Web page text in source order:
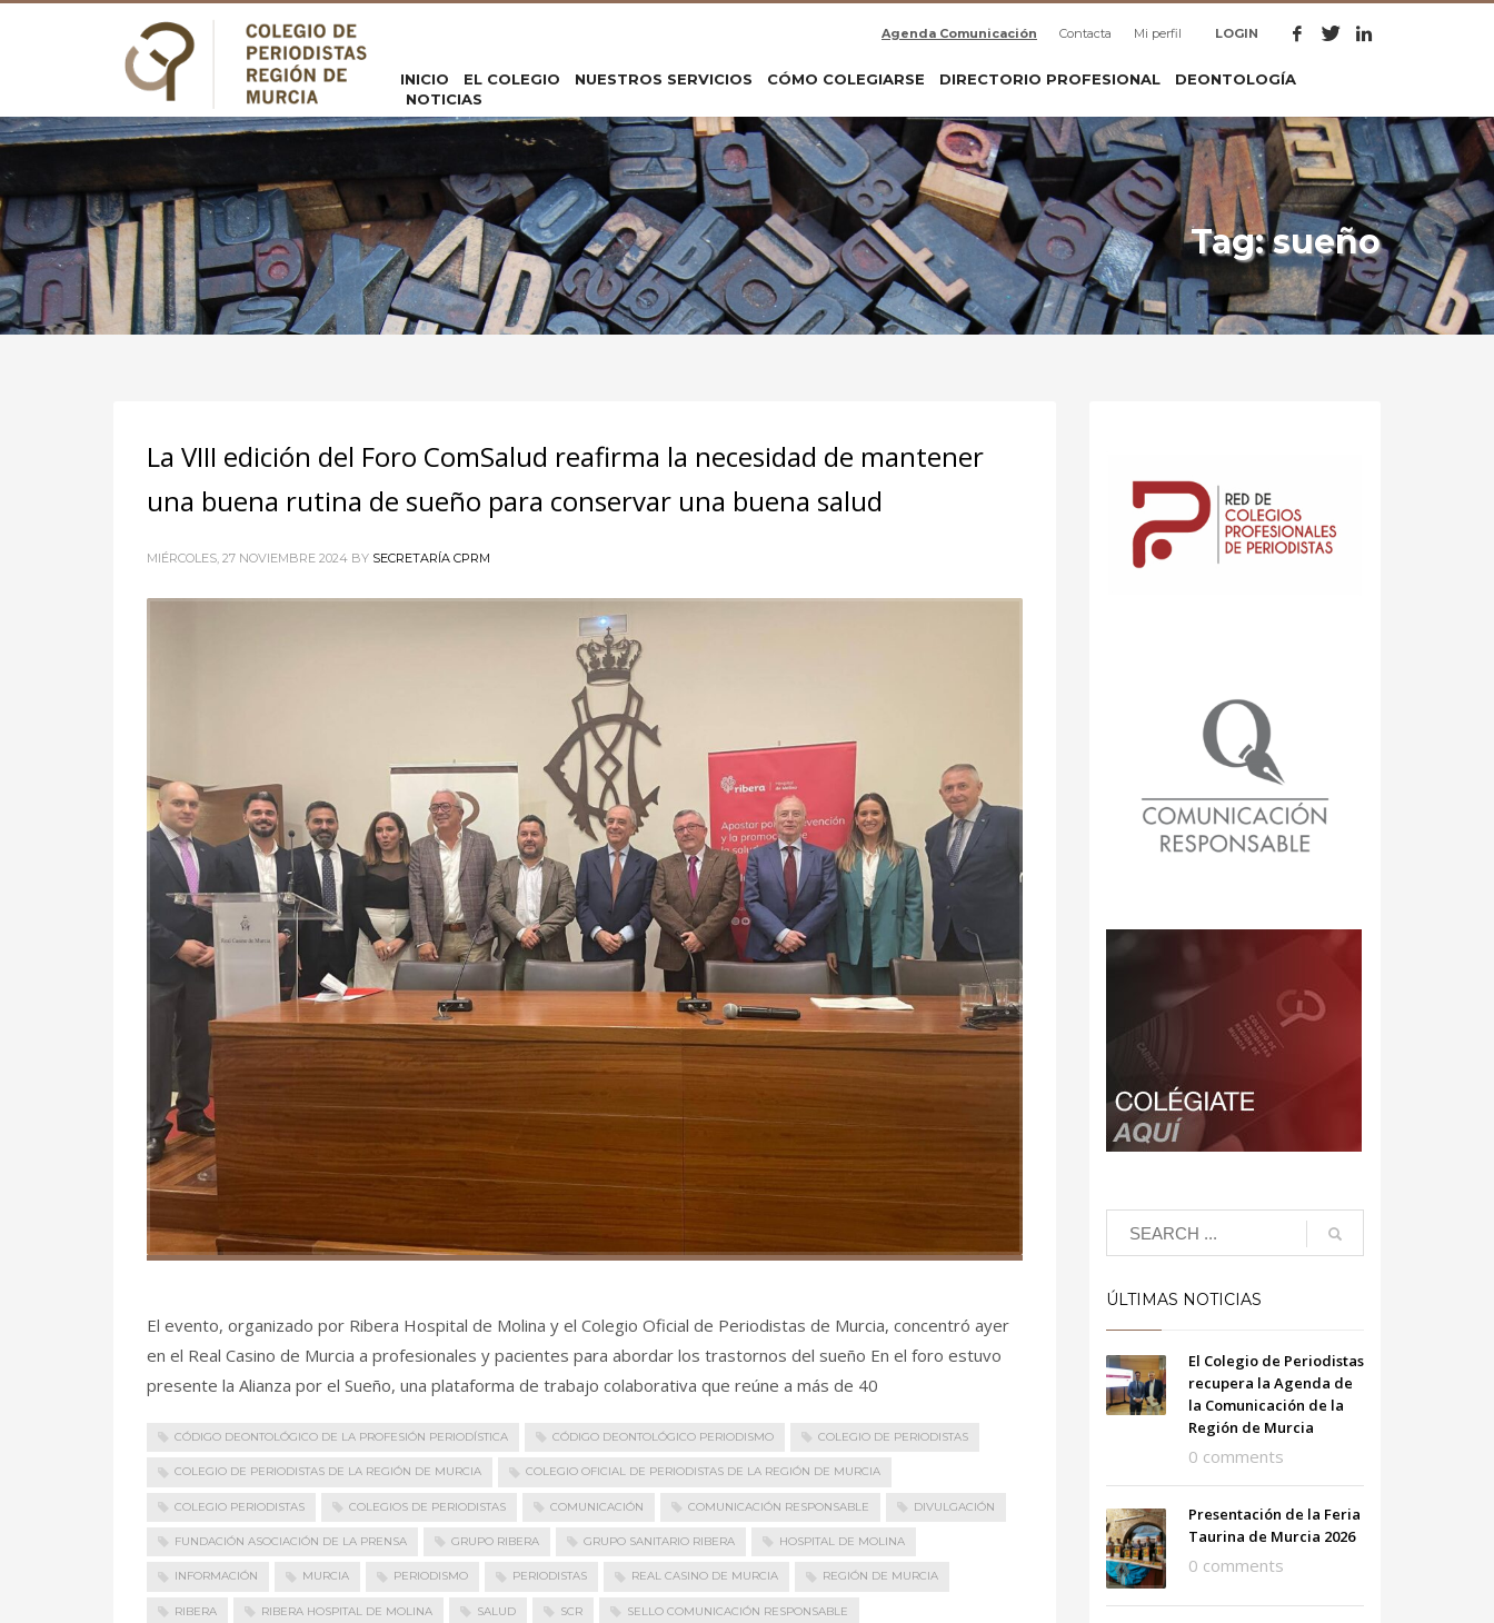
Agenda Comunicación Contacta Mi perfil LOGIN
INICIO EL COLEGIO NUESTROS SERVICIOS CÓMO COLEGIARSE DIRECTORIO PROFESIONAL
DEONTOLOGÍA
NOTICIAS
Tag: sueño
La VIII edición del Foro ComSalud reafirma la necesidad de mantener
una buena rutina de sueño para conservar una buena salud
MIÉRCOLES, 27 NOVIEMBRE 2024 BY SECRETARÍA CPRM
El evento, organizado por Ribera Hospital de Molina y el Colegio Oficial de Periodistas de Murcia, concentró ayer
en el Real Casino de Murcia a profesionales y pacientes para abordar los trastornos del sueño En el foro estuvo
presente la Alianza por el Sueño, una plataforma de trabajo colaborativa que reúne a más de 40
CÓDIGO DEONTOLÓGICO DE LA PROFESIÓN PERIODÍSTICA CÓDIGO DEONTOLÓGICO PERIODISMO COLEGIO DE PERIODISTAS
COLEGIO DE PERIODISTAS DE LA REGIÓN DE MURCIA COLEGIO OFICIAL DE PERIODISTAS DE LA REGIÓN DE MURCIA
COLEGIO PERIODISTAS COLEGIOS DE PERIODISTAS COMUNICACIÓN COMUNICACIÓN RESPONSABLE DIVULGACIÓN
FUNDACIÓN ASOCIACIÓN DE LA PRENSA GRUPO RIBERA GRUPO SANITARIO RIBERA HOSPITAL DE MOLINA
INFORMACIÓN MURCIA PERIODISMO PERIODISTAS REAL CASINO DE MURCIA REGIÓN DE MURCIA
RIBERA RIBERA HOSPITAL DE MOLINA SALUD SCR SELLO COMUNICACIÓN RESPONSABLE
ÚLTIMAS NOTICIAS
El Colegio de Periodistas
recupera la Agenda de
la Comunicación de la
Región de Murcia
0 comments
Presentación de la Feria
Taurina de Murcia 2026
0 comments